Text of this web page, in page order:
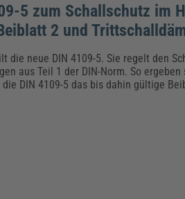
5 zum Schallschutz im
2 und
die neue DIN 4109-5. Sie regelt den
aus Teil 1 der DIN-Norm. So
DIN 4109-5 das bis dahin gültige